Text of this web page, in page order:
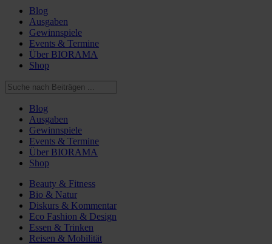
Blog
Ausgaben
Gewinnspiele
Events & Termine
Über BIORAMA
Shop
Blog
Ausgaben
Gewinnspiele
Events & Termine
Über BIORAMA
Shop
Beauty & Fitness
Bio & Natur
Diskurs & Kommentar
Eco Fashion & Design
Essen & Trinken
Reisen & Mobilität